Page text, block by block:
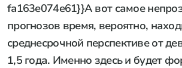
fa163e074e61}}А вот самое
прогнозов время, вероятно,
среднесрочной перспективе от
1,5 года. Именно здесь и будет